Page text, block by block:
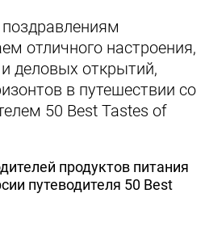
отличного настроения,
деловых открытий,
в путешествии со
50 Best Tastes of
продуктов питания
путеводителя 50 Best